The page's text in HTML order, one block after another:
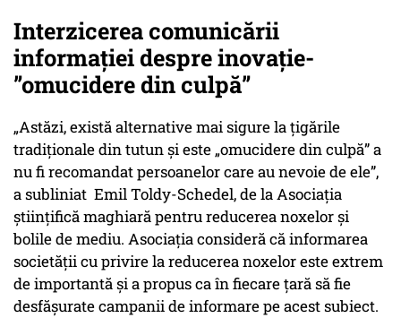
Interzicerea comunicării
informației despre inovație-
”omucidere din culpă”
„Astăzi, există alternative mai sigure la țigările
tradiționale din tutun și este „omucidere din culpă” a
nu fi recomandat persoanelor care au nevoie de ele”,
a subliniat Emil Toldy-Schedel, de la Asociația
științifică maghiară pentru reducerea noxelor și
bolile de mediu. Asociația consideră că informarea
societății cu privire la reducerea noxelor este extrem
de importantă și a propus ca în fiecare țară să fie
desfășurate campanii de informare pe acest subiect.